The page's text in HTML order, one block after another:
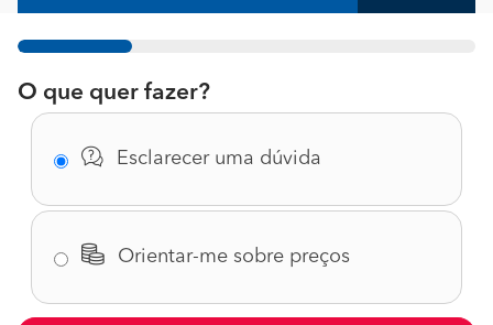
1%
O que quer fazer?
Esclarecer uma dúvida
Orientar-me sobre preços